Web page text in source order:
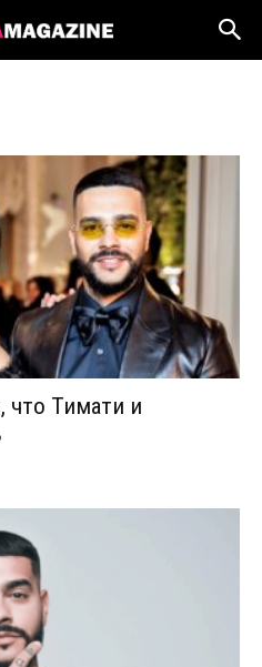
что Тимати и